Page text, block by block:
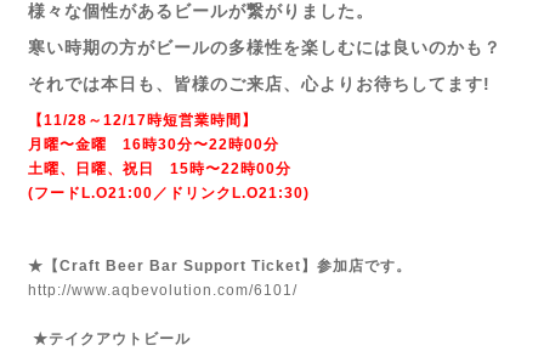
様々な個性があるビールが繋がりました。
寒い時期の方がビールの多様性を楽しむには良いのかも？
それでは本日も、皆様のご来店、心よりお待ちしてます!
【11/28～12/17時短営業時間】
月曜〜金曜 16時30分〜22時00分
土曜、日曜、祝日 15時〜22時00分
(フードL.O21:00／ドリンクL.O21:30)
★【Craft Beer Bar Support Ticket】参加店です。
http://www.aqbevolution.com/6101/
★テイクアウトビール